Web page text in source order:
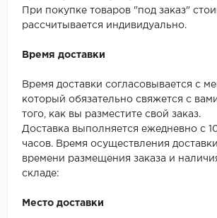
При покупке товаров "под заказ"
рассчитывается индивидуально.
Время доставки
Время доставки согласовывается с
который обязательно свяжется с
того, как вы разместите свой заказ.
Доставка выполняется ежедневно с
часов. Время осуществления
времени размещения заказа и
складе:
Место доставки